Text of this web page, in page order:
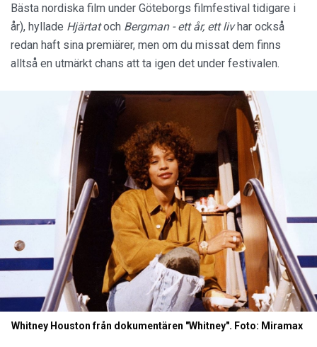
Bästa nordiska film under Göteborgs filmfestival tidigare i
år), hyllade Hjärtatoch Bergman - ett år, ett livhar också
redan haft sina premiärer, men om du missat dem finns
alltså en utmärkt chans att ta igen det under festivalen.
Whitney Houston från dokumentären "Whitney". Foto: Miramax